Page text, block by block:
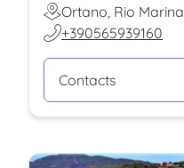
Ortano, Rio Marina
+390565939160
Contacts